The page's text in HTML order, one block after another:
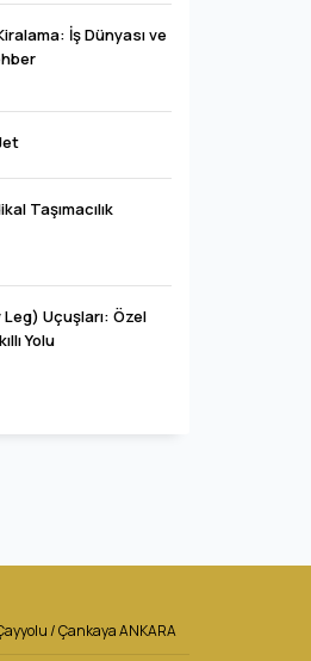
İş Dünyası ve
Taşımacılık
Uçuşları: Özel
Yolu
/ Çankaya ANKARA